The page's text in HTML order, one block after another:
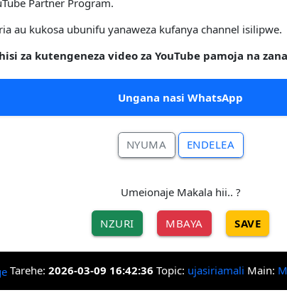
au kukosa ubunifu yanaweza kufanya channel isilipwe.
za kutengeneza video za YouTube pamoja na
Ungana nasi WhatsApp
NYUMA ENDELEA
Umeionaje Makala hii.. ?
NZURI MBAYA SAVE
Tarehe: 2026-03-09 16:42:36 Topic: ujasiriamali Main: